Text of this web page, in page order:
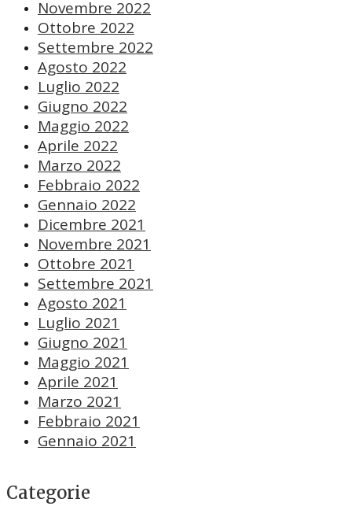
Novembre 2022
Ottobre 2022
Settembre 2022
Agosto 2022
Luglio 2022
Giugno 2022
Maggio 2022
Aprile 2022
Marzo 2022
Febbraio 2022
Gennaio 2022
Dicembre 2021
Novembre 2021
Ottobre 2021
Settembre 2021
Agosto 2021
Luglio 2021
Giugno 2021
Maggio 2021
Aprile 2021
Marzo 2021
Febbraio 2021
Gennaio 2021
Categorie